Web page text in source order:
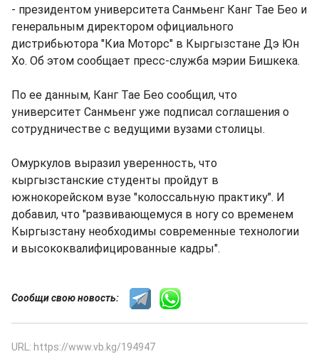
- президентом университета Санмьенг Канг Тае Бео и
генеральным директором официального
дистрибьютора "Киа Моторс" в Кыргызстане Дэ Юн
Хо. Об этом сообщает пресс-служба мэрии Бишкека.
По ее данным, Канг Тае Бео сообщил, что
университет Санмьенг уже подписал соглашения о
сотрудничестве с ведущими вузами столицы.
Омуркулов выразил уверенность, что
кыргызстанские студенты пройдут в
южнокорейском вузе "колоссальную практику". И
добавил, что "развивающемуся в ногу со временем
Кыргызстану необходимы современные технологии
и высококвалифицированные кадры".
Сообщи свою новость:
URL: https://www.vb.kg/194947